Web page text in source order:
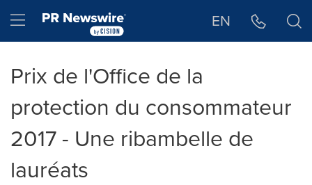
Hamburger menu EN
Prix de l'Office de la
protection du consommateur
2017 - Une ribambelle de
lauréats